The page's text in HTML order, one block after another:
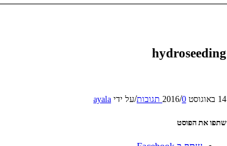
hydroseeding
14 באוגוסט 2016 /0 תגובות /על ידי ayala
שתפו את הפוסט